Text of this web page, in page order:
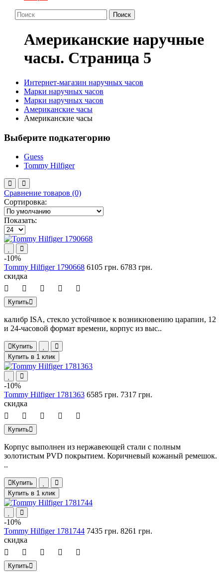
Поиск
Американские наручные
часы. Cтраница 5
Интернет-магазин наручных часов
Марки наручных часов
Марки наручных часов
Американские часы
Американские часы
Выберите подкатегорию
Guess
Tommy Hilfiger
Сравнение товаров (0)
Сортировка:
Показать:
-10%
Tommy Hilfiger 1790668 6105 грн. 6783 грн.
скидка
Купить
калибр ISA, стекло устойчивое к возникновению царапин, 12
и 24-часовой формат времени, корпус из выс..
Купить
Купить в 1 клик
-10%
Tommy Hilfiger 1781363 6585 грн. 7317 грн.
скидка
Купить
Корпус выполнен из нержавеющей стали с полным
золотистым PVD покрытием. Коричневый кожаный ремешок.
..
Купить
Купить в 1 клик
-10%
Tommy Hilfiger 1781744 7435 грн. 8261 грн.
скидка
Купить